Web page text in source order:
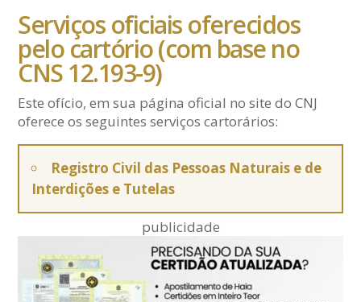
Serviços oficiais oferecidos
pelo cartório (com base no
CNS 12.193-9)
Este ofício, em sua página oficial no site do CNJ
oferece os seguintes serviços cartorários:
Registro Civil das Pessoas Naturais e de
Interdições e Tutelas
publicidade